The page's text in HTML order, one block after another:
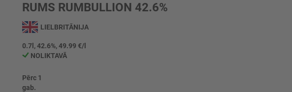
RUMS RUMBULLION 42.6%
LIELBRITĀNIJA
0.7l, 42.6%, 49.99 €/l
NOLIKTAVĀ
Pērc 1
gab.